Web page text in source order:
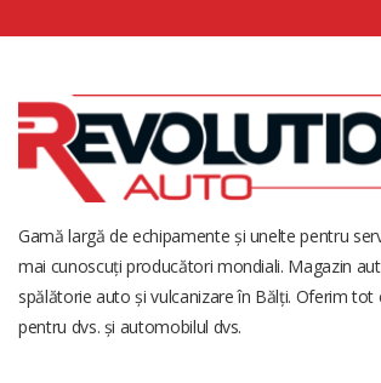
Gamă largă de echipamente și unelte pentru
mai cunoscuți producători mondiali. Magazin
spălătorie auto și vulcanizare în Bălți. Oferim tot
pentru dvs. și automobilul dvs.